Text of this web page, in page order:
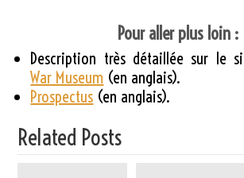
Pour aller plus loin :
Description très détaillée sur le
War Museum (en anglais).
Prospectus (en anglais).
Related Posts